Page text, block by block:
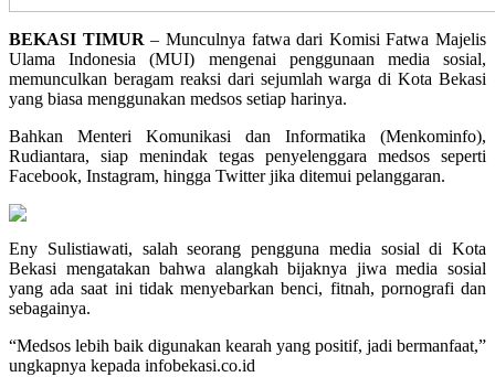
BEKASI TIMUR– Munculnya fatwa dari Komisi Fatwa Majelis
Ulama Indonesia (MUI) mengenai penggunaan media sosial,
memunculkan beragam reaksi dari sejumlah warga di Kota Bekasi
yang biasa menggunakan medsos setiap harinya.
Bahkan Menteri Komunikasi dan Informatika (Menkominfo),
Rudiantara, siap menindak tegas penyelenggara medsos seperti
Facebook, Instagram, hingga Twitter jika ditemui pelanggaran.
Eny Sulistiawati, salah seorang pengguna media sosial di Kota
Bekasi mengatakan bahwa alangkah bijaknya jiwa media sosial
yang ada saat ini tidak menyebarkan benci, fitnah, pornografi dan
sebagainya.
“Medsos lebih baik digunakan kearah yang positif, jadi bermanfaat,”
ungkapnya kepada infobekasi.co.id